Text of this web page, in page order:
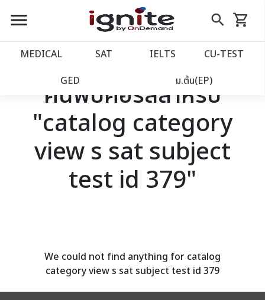
close
account_balance หน้าแรก
เว็บไซต์อิกไนท์
โปรโมชั่น
วางแผนการเรียน
เข้าสู่ระบบ
menu search
Skip
to
shopping_cart
รถเข็น
MEDICAL SAT IELTS CU‑TEST
GED ม.ต้น(EP)
ค้นพบคอร์สสำหรับ
"catalog category
view s sat subject
test id 379"
We could not find anything for catalog
category view s sat subject test id 379